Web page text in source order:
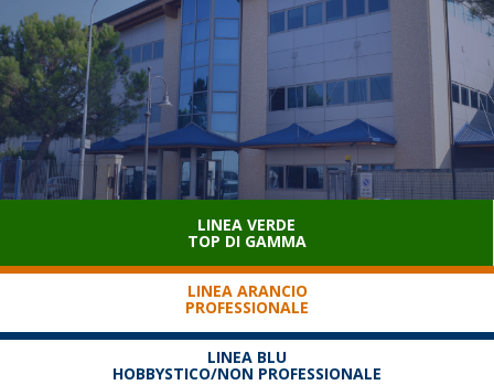
PRODOTTI
NORMATIVE
MEDIA
DOWNLOAD
SERVIZIO CLIENTI
LINEA VERDE
TOP DI GAMMA
LINEA ARANCIO
PROFESSIONALE
LINEA BLU
HOBBYSTICO/NON PROFESSIONALE